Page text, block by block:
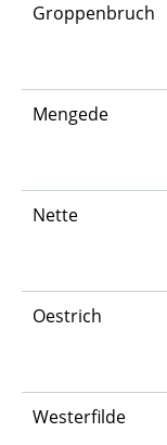
Groppenbruch
Mengede
Nette
Oestrich
Westerfilde